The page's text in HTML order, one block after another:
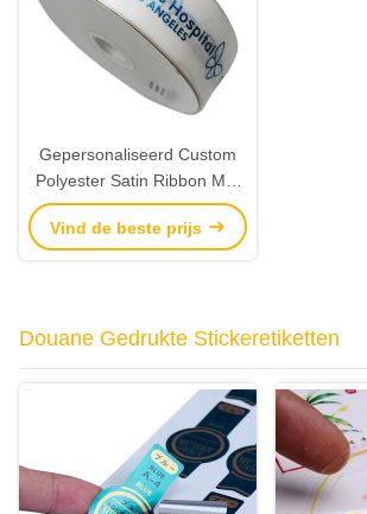
Gepersonaliseerd Custom
Polyester Satin Ribbon Met
Blauw Folie Logo
Vind de beste prijs
Douane Gedrukte Stickeretiketten